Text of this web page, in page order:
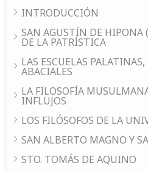
INTRODUCCIÓN
SAN AGUSTÍN DE HIPONA
DE LA PATRÍSTICA
LAS ESCUELAS
ABACIALES
LA FILOSOFÍA
INFLUJOS
LOS FILÓSOFOS DE LA
SAN ALBERTO MAGNO Y
STO. TOMÁS DE AQUINO